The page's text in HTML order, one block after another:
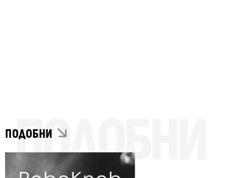
ПОДОБНИ
ПОДОБНИ